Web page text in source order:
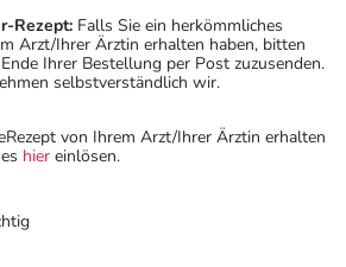
Rezept: Falls Sie ein herkömmliches
Arzt/Ihrer Ärztin erhalten haben, bitten
Ihrer Bestellung per Post zuzusenden.
selbstverständlich wir.
von Ihrem Arzt/Ihrer Ärztin erhalten
hier einlösen.